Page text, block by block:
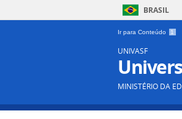
BRASIL
Ir para Conteúdo 1
UNIVASF
MINISTÉRIO DA